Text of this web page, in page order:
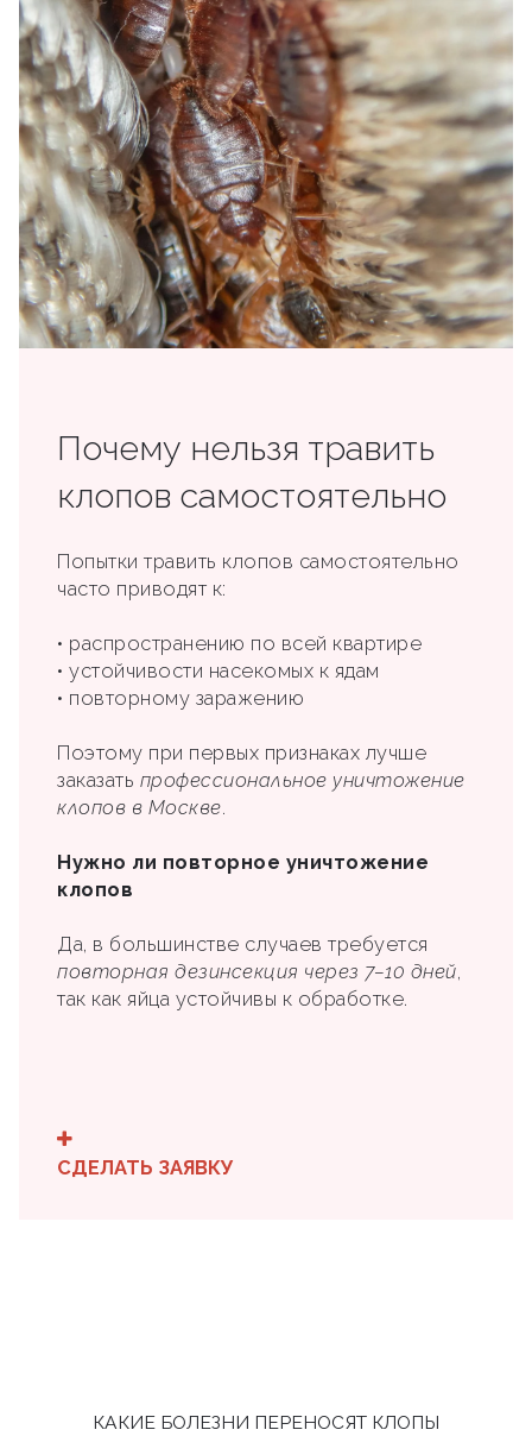
Почему нельзя травить
клопов самостоятельно
Попытки травить клопов самостоятельно
часто приводят к:
• распространению по всей квартире
• устойчивости насекомых к ядам
• повторному заражению
Поэтому при первых признаках лучше
заказать профессиональное уничтожение
клопов в Москве.
Нужно ли повторное уничтожение
клопов
Да, в большинстве случаев требуется
повторная дезинсекция через 7–10 дней,
так как яйца устойчивы к обработке.
СДЕЛАТЬ ЗАЯВКУ
КАКИЕ БОЛЕЗНИ ПЕРЕНОСЯТ КЛОПЫ